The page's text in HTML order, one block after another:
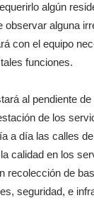
algún
observar alguna
con el equipo
funciones.
al pendiente
de los
a día las calles
calidad en los
recolección de
seguridad, e